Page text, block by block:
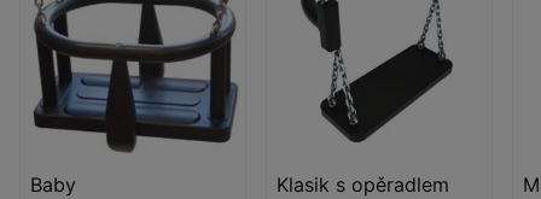
Baby Klasik s opěradlem